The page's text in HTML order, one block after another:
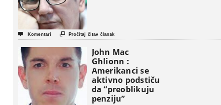
 Komentari  Pročitaj čitav članak
John Mac
Ghlionn :
Amerikanci se
aktivno podstiču
da “preoblikuju
penziju”